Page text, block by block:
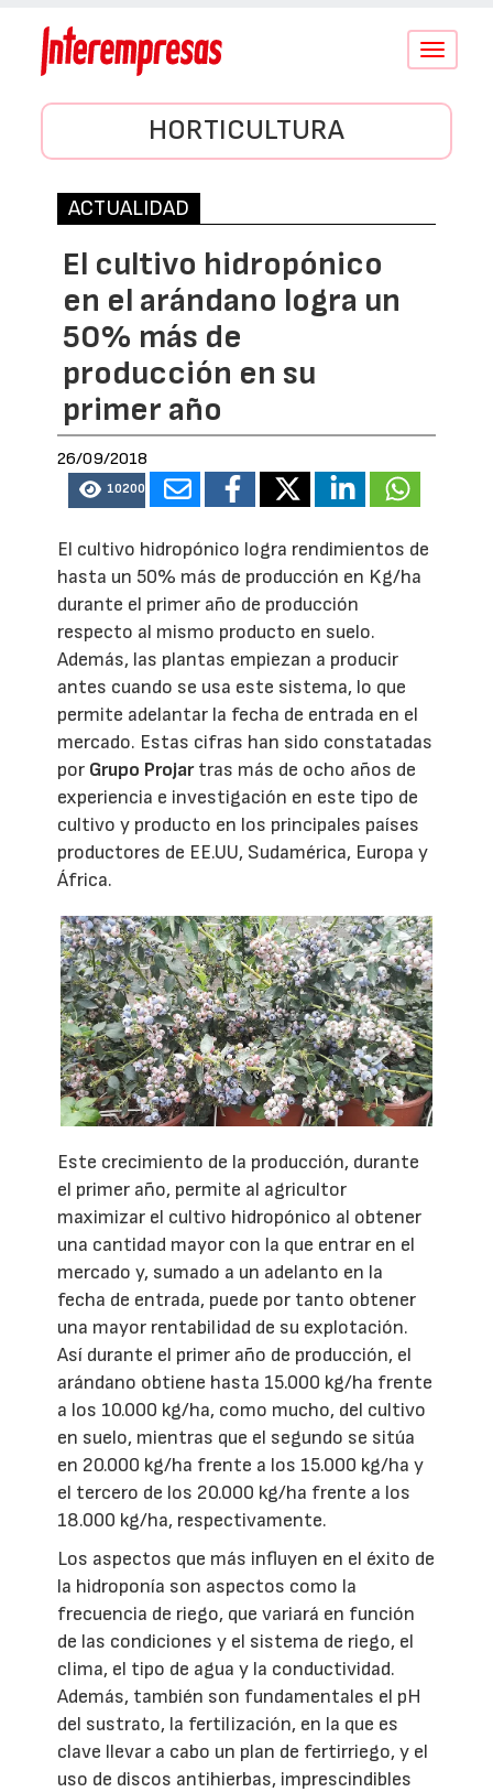
Conmutar
HORTICULTURA
ACTUALIDAD
El cultivo hidropónico
en el arándano logra un
50% más de
producción en su
primer año
26/09/2018
10200
El cultivo hidropónico logra rendimientos de
hasta un 50% más de producción en Kg/ha
durante el primer año de producción
respecto al mismo producto en suelo.
Además, las plantas empiezan a producir
antes cuando se usa este sistema, lo que
permite adelantar la fecha de entrada en el
mercado. Estas cifras han sido constatadas
por Grupo Projartras más de ocho años de
experiencia e investigación en este tipo de
cultivo y producto en los principales países
productores de EE.UU, Sudamérica, Europa y
África.
Este crecimiento de la producción, durante
el primer año, permite al agricultor
maximizar el cultivo hidropónico al obtener
una cantidad mayor con la que entrar en el
mercado y, sumado a un adelanto en la
fecha de entrada, puede por tanto obtener
una mayor rentabilidad de su explotación.
Así durante el primer año de producción, el
arándano obtiene hasta 15.000 kg/ha frente
a los 10.000 kg/ha, como mucho, del cultivo
en suelo, mientras que el segundo se sitúa
en 20.000 kg/ha frente a los 15.000 kg/ha y
el tercero de los 20.000 kg/ha frente a los
18.000 kg/ha, respectivamente.
Los aspectos que más influyen en el éxito de
la hidroponía son aspectos como la
frecuencia de riego, que variará en función
de las condiciones y el sistema de riego, el
clima, el tipo de agua y la conductividad.
Además, también son fundamentales el pH
del sustrato, la fertilización, en la que es
clave llevar a cabo un plan de fertirriego, y el
uso de discos antihierbas, imprescindibles